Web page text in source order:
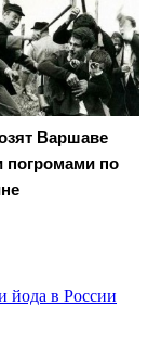
Варшаве
погромами по
в России